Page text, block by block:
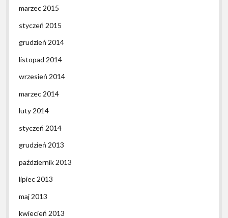
marzec 2015
styczeń 2015
grudzień 2014
listopad 2014
wrzesień 2014
marzec 2014
luty 2014
styczeń 2014
grudzień 2013
październik 2013
lipiec 2013
maj 2013
kwiecień 2013